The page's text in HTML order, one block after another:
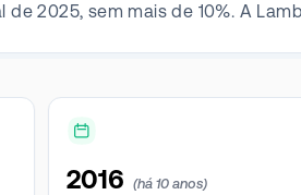
de 2025, sem mais de 10%. A
2016 (há 10 anos)